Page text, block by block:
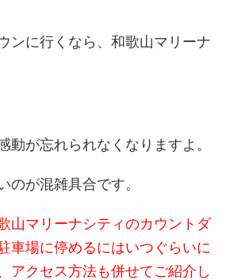
ンに行くなら、和歌山マリーナ
動が忘れられなくなりますよ。
のが混雑具合です。
山マリーナシティのカウントダ
車場に停めるにはいつぐらいに
アクセス方法も併せてご紹介し